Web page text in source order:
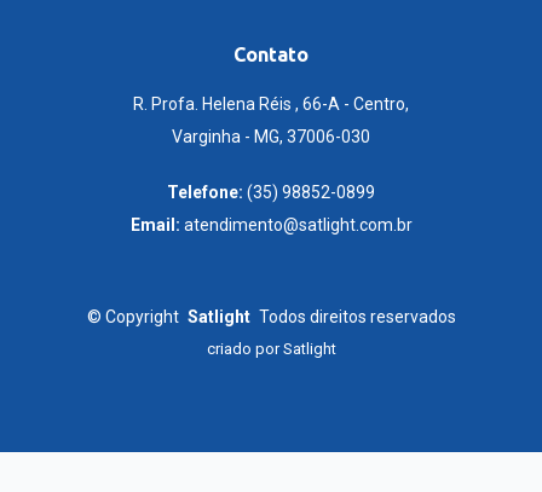
Contato
R. Profa. Helena Réis , 66-A - Centro,
Varginha - MG, 37006-030
Telefone: (35) 98852-0899
Email: atendimento@satlight.com.br
© Copyright Satlight Todos direitos reservados
criado porSatlight